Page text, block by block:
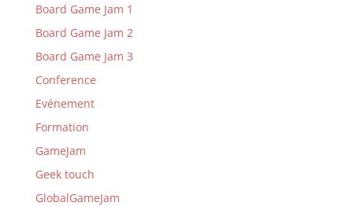
Board Game Jam 1
Board Game Jam 2
Board Game Jam 3
Conference
Evénement
Formation
GameJam
Geek touch
GlobalGameJam